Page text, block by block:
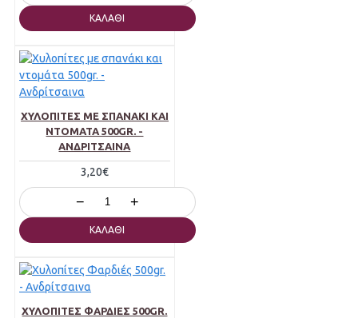
ΚΑΛΆΘΙ
ΧΥΛΟΠΊΤΕΣ ΜΕ ΣΠΑΝΆΚΙ ΚΑΙ
ΝΤΟΜΆΤΑ 500GR. -
ΑΝΔΡΊΤΣΑΙΝΑ
3,20€
− +
ΚΑΛΆΘΙ
ΧΥΛΟΠΊΤΕΣ ΦΑΡΔΙΈΣ 500GR.